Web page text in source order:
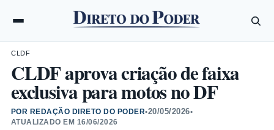
CLDF
CLDF aprova criação de faixa
exclusiva para motos no DF
POR REDAÇÃO DIRETO DO PODER•20/05/2026•
ATUALIZADO EM 16/06/2026